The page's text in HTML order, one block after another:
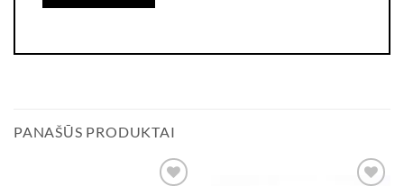
PANAŠŪS PRODUKTAI